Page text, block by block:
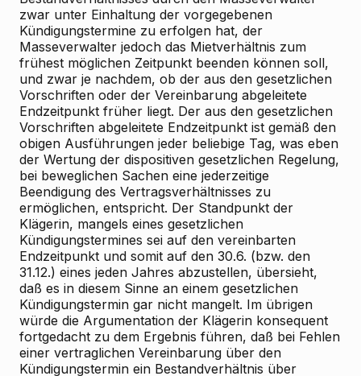
zwar unter Einhaltung der vorgegebenen
Kündigungstermine zu erfolgen hat, der
Masseverwalter jedoch das Mietverhältnis zum
frühest möglichen Zeitpunkt beenden können soll,
und zwar je nachdem, ob der aus den gesetzlichen
Vorschriften oder der Vereinbarung abgeleitete
Endzeitpunkt früher liegt. Der aus den gesetzlichen
Vorschriften abgeleitete Endzeitpunkt ist gemäß den
obigen Ausführungen jeder beliebige Tag, was eben
der Wertung der dispositiven gesetzlichen Regelung,
bei beweglichen Sachen eine jederzeitige
Beendigung des Vertragsverhältnisses zu
ermöglichen, entspricht. Der Standpunkt der
Klägerin, mangels eines gesetzlichen
Kündigungstermines sei auf den vereinbarten
Endzeitpunkt und somit auf den 30.6. (bzw. den
31.12.) eines jeden Jahres abzustellen, übersieht,
daß es in diesem Sinne an einem gesetzlichen
Kündigungstermin gar nicht mangelt. Im übrigen
würde die Argumentation der Klägerin konsequent
fortgedacht zu dem Ergebnis führen, daß bei Fehlen
einer vertraglichen Vereinbarung über den
Kündigungstermin ein Bestandverhältnis über